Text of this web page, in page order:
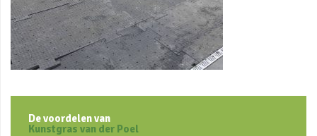
De voordelen van
Kunstgras van der Poel